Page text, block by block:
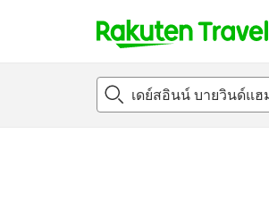
t
p
แนะนำที่พักห้องพักและแพลนพัก